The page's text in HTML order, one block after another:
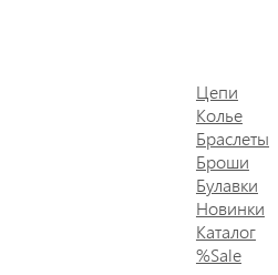
Цепи
Колье
Браслеты
Броши
Булавки
Новинки
Каталог
%Sale